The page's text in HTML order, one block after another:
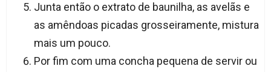
Junta então o extrato de baunilha, as avelãs e
as amêndoas picadas grosseiramente, mistura
mais um pouco.
Por fim com uma concha pequena de servir ou